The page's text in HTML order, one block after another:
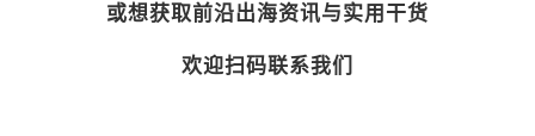
或想获取前沿出海资讯与实用干货
欢迎扫码联系我们